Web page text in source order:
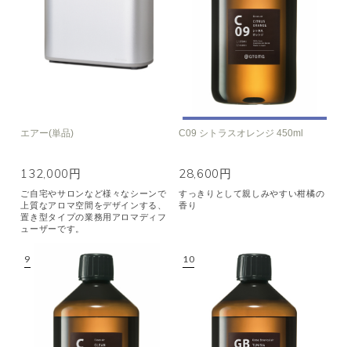
エアー(単品)
132,000円
ご自宅やサロンなど様々なシーンで
上質なアロマ空間をデザインする、
置き型タイプの業務用アロマディフ
ューザーです。
C09 シトラスオレンジ 450ml
28,600円
すっきりとして親しみやすい柑橘の
香り